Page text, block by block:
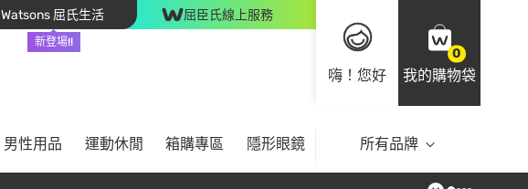
Watsons 屈氏生活
新登場!!
屈臣氏線上服務
嗨！您好
0
我的購物袋
男性用品 運動休閒 箱購專區 隱形眼鏡 所有品牌